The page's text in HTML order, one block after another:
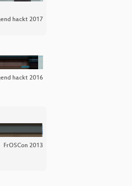
hackt 2017
hackt 2016
FrOSCon 2013